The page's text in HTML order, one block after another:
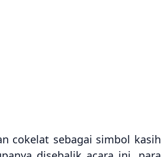
cokelat sebagai simbol kasih